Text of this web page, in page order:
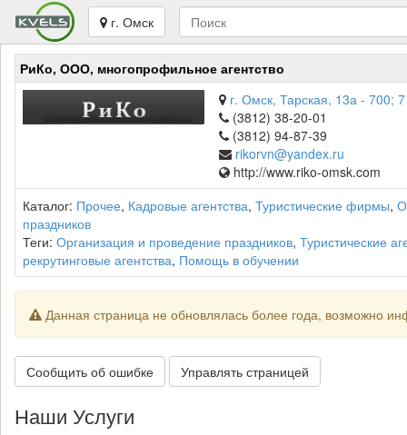
г. Омск
РиКо, ООО, многопрофильное агентство
г. Омск, Тарская, 13а - 700;
(3812) 38-20-01
(3812) 94-87-39
rikorvn@yandex.ru
http://www.riko-omsk.com
Каталог: Прочее, Кадровые агентства, Туристические фирмы,
праздников
Теги: Организация и проведение праздников, Туристические
рекрутинговые агентства, Помощь в обучении
Данная страница не обновлялась более года, возможно
Сообщить об ошибке Управлять страницей
Наши Услуги